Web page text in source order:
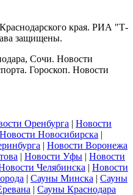
края. РИА "Т-
защищены.
Сочи. Новости
Гороскоп. Новости
Оренбурга | Новости
Новости Новосибирска |
| Новости Воронежа
| Новости Уфы | Новости
Челябинска | Новости
| Сауны Минска | Сауны
| Сауны Краснодара